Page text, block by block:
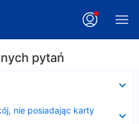
pytań
nie posiadając karty